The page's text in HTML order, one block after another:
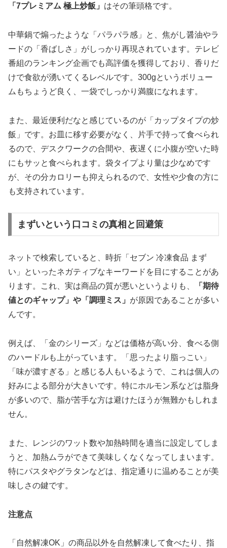
「7プレミアム 極上炒飯」 はその筆頭格です。
中華鍋で煽ったような「パラパラ感」と、焦がし醤油やラ
ードの「香ばしさ」がしっかり再現されています。テレビ
番組のランキング企画でも高評価を獲得しており、香りだ
けで食欲が湧いてくるレベルです。300gというボリュー
ムもちょうど良く、一袋でしっかり満腹になれます。
また、最近便利だなと感じているのが 「カップタイプの炒
飯」 です。お皿に移す必要がなく、片手で持って食べられ
るので、デスクワークの合間や、夜遅くに小腹が空いた時
にもサッと食べられます。袋タイプより量は少なめです
が、その分カロリーも抑えられるので、女性や少食の方に
も支持されています。
まずいという口コミの真相と回避策
ネットで検索していると、時折「セブン 冷凍食品 まず
い」といったネガティブなキーワードを目にすることがあ
ります。これ、実は商品の質が悪いというよりも、
「期待
値とのギャップ」や「調理ミス」 が原因であることが多い
んです。
例えば、「金のシリーズ」などは価格が高い分、食べる側
のハードルも上がっています。「思ったより脂っこい」
「味が濃すぎる」と感じる人もいるようで、これは個人の
好みによる部分が大きいです。特にホルモン系などは脂身
が多いので、脂が苦手な方は避けたほうが無難かもしれま
せん。
また、レンジのワット数や加熱時間を適当に設定してしま
うと、加熱ムラができて美味しくなくなってしまいます。
特にパスタやグラタンなどは、指定通りに温めることが美
味しさの鍵です。
注意点
「自然解凍OK」の商品以外を自然解凍して食べたり、指